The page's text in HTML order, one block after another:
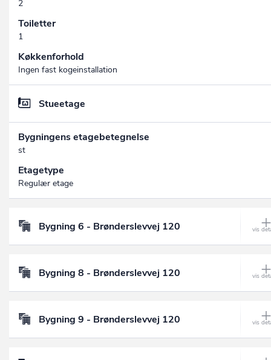
2
Toiletter
1
Køkkenforhold
Ingen fast kogeinstallation
Stueetage
Bygningens etagebetegnelse
st
Etagetype
Regulær etage
Bygning 6 - Brønderslevvej 120
Bygning 8 - Brønderslevvej 120
Bygning 9 - Brønderslevvej 120